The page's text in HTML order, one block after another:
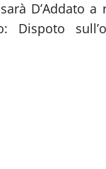
D’Addato
Dispoto